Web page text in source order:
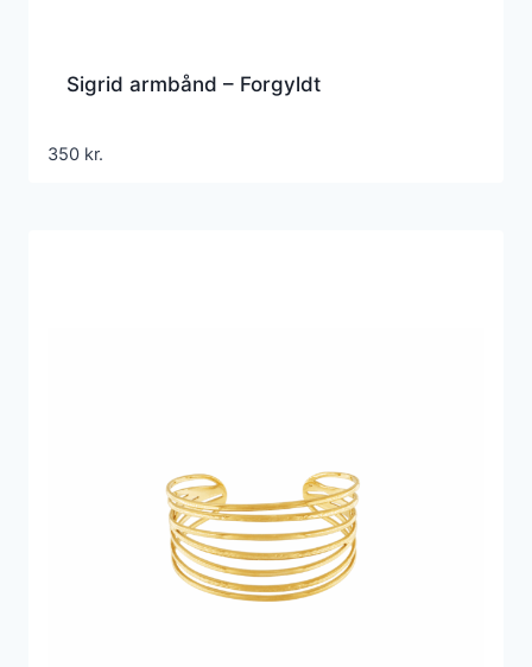
Sigrid armbånd – Forgyldt
350 kr.